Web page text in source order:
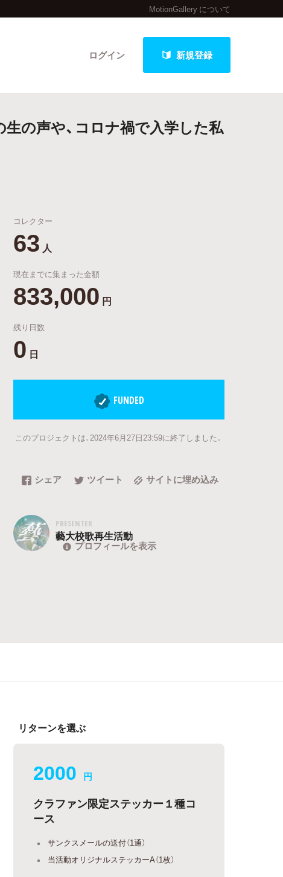
MotionGallery について
ログイン 新規登録
ェクト
生の声や、コロナ禍で入学した私
コレクター
63 人
現在までに集まった金額
833,000 円
残り日数
0 日
FUNDED
このプロジェクトは、2024年6月27日23:59に終了しました。
シェア ツイート サイトに埋め込み
PRESENTER
藝大校歌再生活動
プロフィールを表示
リターンを選ぶ
2000 円
クラファン限定ステッカー１種コ
ース
サンクスメールの送付（1通）
当活動オリジナルステッカーA（1枚）